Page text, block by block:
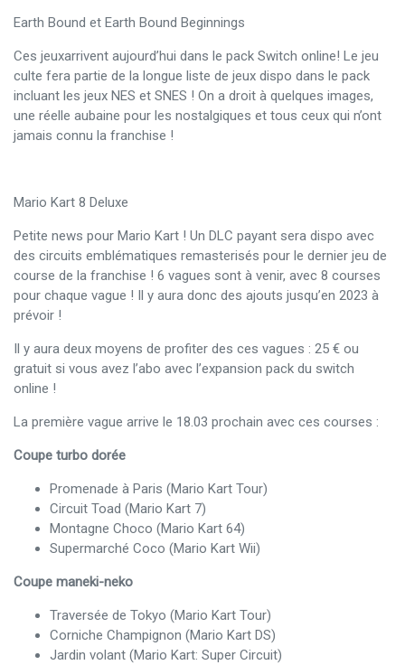
Earth Bound et Earth Bound Beginnings
Ces jeuxarrivent aujourd’hui dans le pack Switch online! Le jeu
culte fera partie de la longue liste de jeux dispo dans le pack
incluant les jeux NES et SNES ! On a droit à quelques images,
une réelle aubaine pour les nostalgiques et tous ceux qui n’ont
jamais connu la franchise !
Mario Kart 8 Deluxe
Petite news pour Mario Kart ! Un DLC payant sera dispo avec
des circuits emblématiques remasterisés pour le dernier jeu de
course de la franchise ! 6 vagues sont à venir, avec 8 courses
pour chaque vague ! Il y aura donc des ajouts jusqu’en 2023 à
prévoir !
Il y aura deux moyens de profiter des ces vagues : 25 € ou
gratuit si vous avez l’abo avec l’expansion pack du switch
online !
La première vague arrive le 18.03 prochain avec ces courses :
Coupe turbo dorée
Promenade à Paris (Mario Kart Tour)
Circuit Toad (Mario Kart 7)
Montagne Choco (Mario Kart 64)
Supermarché Coco (Mario Kart Wii)
Coupe maneki-neko
Traversée de Tokyo (Mario Kart Tour)
Corniche Champignon (Mario Kart DS)
Jardin volant (Mario Kart: Super Circuit)